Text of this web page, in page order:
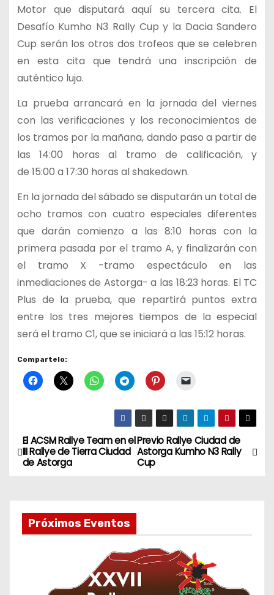
Motor que disputará aquí su tercera cita. El
Desafío Kumho N3 Rally Cup y la Dacia Sandero
Cup serán los otros dos trofeos que se celebren
en esta cita que tendrá una inscripción de
auténtico lujo.
La prueba arrancará en la jornada del viernes
con las verificaciones y los reconocimientos de
los tramos por la mañana, dando paso a partir de
las 14:00 horas al tramo de calificación, y
de 15:00 a 17:30 horas al shakedown.
En la jornada del sábado se disputarán un total de
ocho tramos con cuatro especiales diferentes
que darán comienzo a las 8:10 horas con la
primera pasada por el tramo A, y finalizarán con
el tramo X -tramo espectáculo en las
inmediaciones de Astorga- a las 18:23 horas. El TC
Plus de la prueba, que repartirá puntos extra
entre los tres mejores tiempos de la especial
será el tramo C1, que se iniciará a las 15:12 horas.
Compartelo:
N
a
Previo Rallye Ciudad de
Astorga Kumho N3 Rally
Cup
El ACSM Rallye Team en el
III Rallye de Tierra Ciudad
de Astorga
Próximos Eventos